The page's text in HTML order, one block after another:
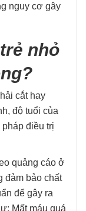
nguy cơ gây
nhỏ
cắt hay
độ tuổi của
điều trị
quảng cáo ở
đảm bảo chất
để gây ra
Mất máu quá